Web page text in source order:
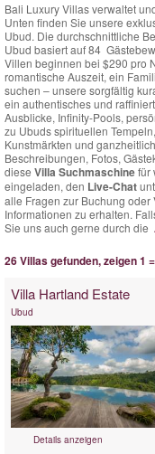
Bali Luxury Villas verwaltet
Unten finden Sie unsere
Ubud. Die durchschnittliche
Ubud basiert auf84
Villen beginnen bei $290 pro
romantische Auszeit, ein
suchen – unsere sorgfältig
ein authentisches und
Ausblicke, Infinity-Pools,
zu Ubuds spirituellen
Kunstmärkten und
Beschreibungen, Fotos,
diese Villa Suchmaschinefür
eingeladen, den Live-Chat
alle Fragen zur Buchung
Informationen zu erhalten.
Sie uns auch gerne durch die
26 Villas gefunden, zeigen 1
Villa Hartland Estate
Ubud
Details anzeigen